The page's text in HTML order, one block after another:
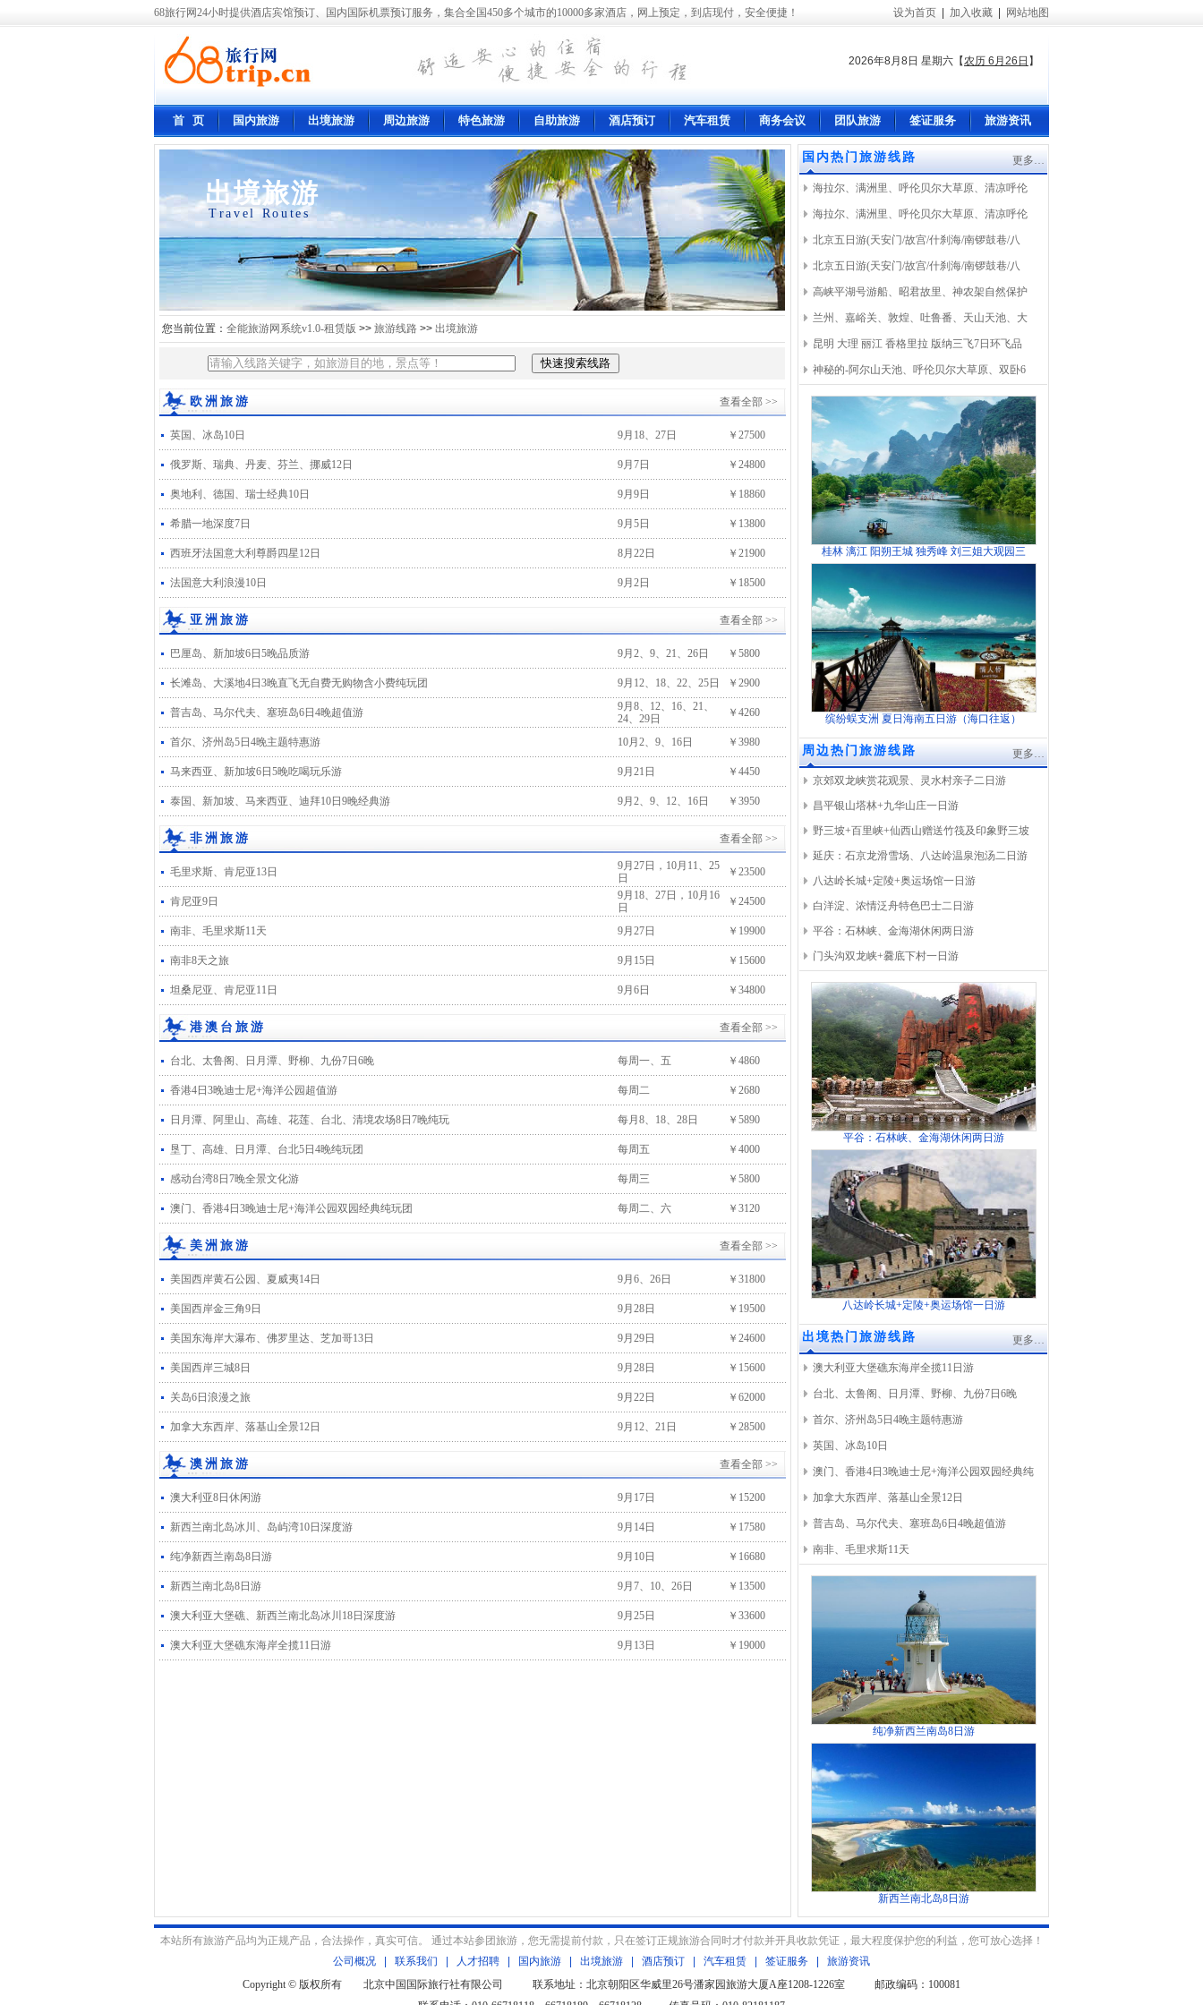
68旅行网24小时提供酒店宾馆预订、国内国际机票预订服务，集合全国450多个城市的10000多家酒店，网上预定，到店现付，安全便捷！ 设为首页 加入收藏 网站地图
2026年8月8日 星期六 【农历 6月26日 】
首 页 国内旅游 出境旅游 周边旅游 特色旅游 自助旅游 酒店预订 汽车租赁 商务会议 团队旅游 签证服务 旅游资讯
出境旅游
Travel Routes
您当前位置： 全能旅游网系统v1.0-租赁版 >> 旅游线路 >> 出境旅游
欧洲旅游 查看全部 >>
英国、冰岛10日 9月18、27日 ￥27500
俄罗斯、瑞典、丹麦、芬兰、挪威12日 9月7日 ￥24800
奥地利、德国、瑞士经典10日 9月9日 ￥18860
希腊一地深度7日 9月5日 ￥13800
西班牙法国意大利尊爵四星12日 8月22日 ￥21900
法国意大利浪漫10日 9月2日 ￥18500
亚洲旅游 查看全部 >>
巴厘岛、新加坡6日5晚品质游 9月2、9、21、26日 ￥5800
长滩岛、大溪地4日3晚直飞无自费无购物含小费纯玩团 9月12、18、22、25日 ￥2900
普吉岛、马尔代夫、塞班岛6日4晚超值游
9月8、12、16、21、
24、29日
￥4260
首尔、济州岛5日4晚主题特惠游 10月2、9、16日 ￥3980
马来西亚、新加坡6日5晚吃喝玩乐游 9月21日 ￥4450
泰国、新加坡、马来西亚、迪拜10日9晚经典游 9月2、9、12、16日 ￥3950
非洲旅游 查看全部 >>
毛里求斯、肯尼亚13日
9月27日，10月11、25
日
￥23500
肯尼亚9日
9月18、27日，10月16
日
￥24500
南非、毛里求斯11天 9月27日 ￥19900
南非8天之旅 9月15日 ￥15600
坦桑尼亚、肯尼亚11日 9月6日 ￥34800
港澳台旅游 查看全部 >>
台北、太鲁阁、日月潭、野柳、九份7日6晚 每周一、五 ￥4860
香港4日3晚迪士尼+海洋公园超值游 每周二 ￥2680
日月潭、阿里山、高雄、花莲、台北、清境农场8日7晚纯玩 每月8、18、28日 ￥5890
垦丁、高雄、日月潭、台北5日4晚纯玩团 每周五 ￥4000
感动台湾8日7晚全景文化游 每周三 ￥5800
澳门、香港4日3晚迪士尼+海洋公园双园经典纯玩团 每周二、六 ￥3120
美洲旅游 查看全部 >>
美国西岸黄石公园、夏威夷14日 9月6、26日 ￥31800
美国西岸金三角9日 9月28日 ￥19500
美国东海岸大瀑布、佛罗里达、芝加哥13日 9月29日 ￥24600
美国西岸三城8日 9月28日 ￥15600
关岛6日浪漫之旅 9月22日 ￥62000
加拿大东西岸、落基山全景12日 9月12、21日 ￥28500
澳洲旅游 查看全部 >>
澳大利亚8日休闲游 9月17日 ￥15200
新西兰南北岛冰川、岛屿湾10日深度游 9月14日 ￥17580
纯净新西兰南岛8日游 9月10日 ￥16680
新西兰南北岛8日游 9月7、10、26日 ￥13500
澳大利亚大堡礁、新西兰南北岛冰川18日深度游 9月25日 ￥33600
澳大利亚大堡礁东海岸全揽11日游 9月13日 ￥19000
国内热门旅游线路 更多…
海拉尔、满洲里、呼伦贝尔大草原、清凉呼伦
海拉尔、满洲里、呼伦贝尔大草原、清凉呼伦
北京五日游(天安门/故宫/什刹海/南锣鼓巷/八
北京五日游(天安门/故宫/什刹海/南锣鼓巷/八
高峡平湖号游船、昭君故里、神农架自然保护
兰州、嘉峪关、敦煌、吐鲁番、天山天池、大
昆明 大理 丽江 香格里拉 版纳三飞7日环飞品
神秘的-阿尔山天池、呼伦贝尔大草原、双卧6
桂林 漓江 阳朔王城 独秀峰 刘三姐大观园三
缤纷蜈支洲 夏日海南五日游（海口往返）
周边热门旅游线路 更多…
京郊双龙峡赏花观景、灵水村亲子二日游
昌平银山塔林+九华山庄一日游
野三坡+百里峡+仙西山赠送竹筏及印象野三坡
延庆：石京龙滑雪场、八达岭温泉泡汤二日游
八达岭长城+定陵+奥运场馆一日游
白洋淀、浓情泛舟特色巴士二日游
平谷：石林峡、金海湖休闲两日游
门头沟双龙峡+爨底下村一日游
平谷：石林峡、金海湖休闲两日游
八达岭长城+定陵+奥运场馆一日游
出境热门旅游线路 更多…
澳大利亚大堡礁东海岸全揽11日游
台北、太鲁阁、日月潭、野柳、九份7日6晚
首尔、济州岛5日4晚主题特惠游
英国、冰岛10日
澳门、香港4日3晚迪士尼+海洋公园双园经典纯
加拿大东西岸、落基山全景12日
普吉岛、马尔代夫、塞班岛6日4晚超值游
南非、毛里求斯11天
纯净新西兰南岛8日游
新西兰南北岛8日游
本站所有旅游产品均为正规产品，合法操作，真实可信。 通过本站参团旅游，您无需提前付款，只在签订正规旅游合同时才付款并开具收款凭证，最大程度保护您的利益，您可放心选择！
公司概况
联系我们 人才招聘 国内旅游 出境旅游 酒店预订 汽车租赁 签证服务
旅游资讯
Copyright © 版权所有 北京中国国际旅行社有限公司 联系地址：北京朝阳区华威里26号潘家园旅游大厦A座1208-1226室 邮政编码：100081